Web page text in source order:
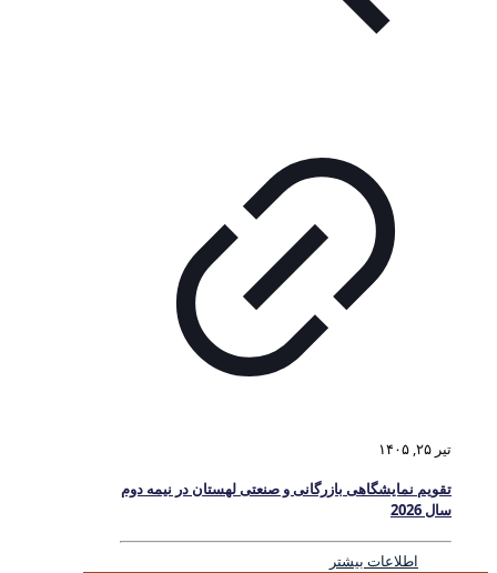
تیر ۲۵, ۱۴۰۵
تقویم نمایشگاهی بازرگانی و صنعتی لهستان در نیمه دوم
سال 2026
اطلاعات بیشتر